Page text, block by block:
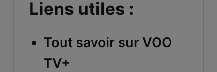
Liens utiles :
Tout savoir sur VOO
TV+